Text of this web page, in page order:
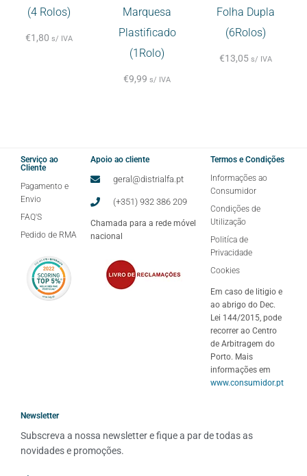
(4 Rolos)
€1,80 s/ IVA
Marquesa
Plastificado
(1Rolo)
€9,99 s/ IVA
Folha Dupla
(6Rolos)
€13,05 s/ IVA
Serviço ao
Cliente
Pagamento e
Envio
FAQ'S
Pedido de RMA
Apoio ao cliente
geral@distrialfa.pt
(+351) 932 386 209
Chamada para a rede móvel
nacional
Termos e Condições
Informações ao
Consumidor
Condições de
Utilização
Politíca de
Privacidade
Cookies
Em caso de litigio e
ao abrigo do Dec.
Lei 144/2015, pode
recorrer ao Centro
de Arbitragem do
Porto. Mais
informações em
www.consumidor.pt
Newsletter
Subscreva a nossa newsletter e fique a par de todas as
novidades e promoções.